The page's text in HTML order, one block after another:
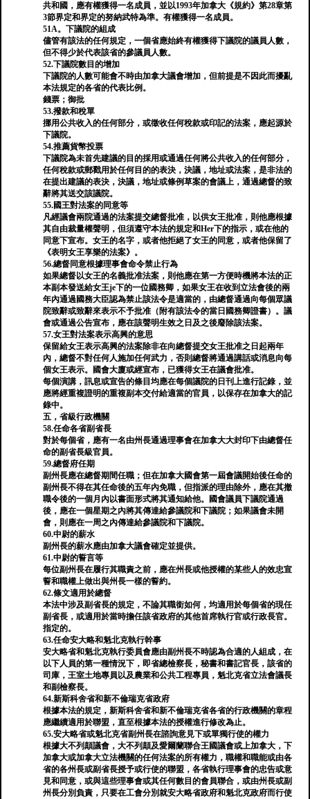
共和國，應有權獲得一名成員，並以1993年加拿大《規約》第28章第
3節界定和界定的努納武特為準。有權獲得一名成員。
51A。下議院的組成
儘管有該法的任何規定，一個省應始終有權獲得下議院的議員人數，
但不得少於代表該省的參議員人數。
52.下議院數目的增加
下議院的人數可能會不時由加拿大議會增加，但前提是不因此而擾亂
本法規定的各省的代表比例。
錢票；御批
53.撥款和稅單
挪用公共收入的任何部分，或徵收任何稅款或印記的法案，應起源於
下議院。
54.推薦貨幣投票
下議院為未首先建議的目的採用或通過任何將公共收入的任何部分，
任何稅款或郵戳用於任何目的的表決，決議，地址或法案，是非法的
在提出建議的表決，決議，地址或條例草案的會議上，通過總督的致
辭將其送交該議院。
55.國王對法案的同意等
凡經議會兩院通過的法案提交總督批准，以供女王批准，則他應根據
其自由裁量權聲明，但須遵守本法的規定和Her下的指示，或在他的
同意下宣布。女王的名字，或者他拒絕了女王的同意，或者他保留了
《表明女王享樂的法案》。
56.總督同意根據理事會命令禁止行為
如果總督以女王的名義批准法案，則他應在第一方便時機將本法的正
本副本發送給女王je下的一位國務卿，如果女王在收到立法會後的兩
年內通過國務大臣認為禁止該法令是適當的，由總督通過向每個眾議
院致辭或致辭來表示不予批准（附有該法令的當日國務卿證書）。議
會或通過公告宣布，應在該聲明生效之日及之後廢除該法案。
57.女王對法案表示高興的意思
保留給女王表示高興的法案除非在向總督提交女王批准之日起兩年
內，總督不對任何人施加任何武力，否則總督將通過講話或消息向每
個女王表示。國會大廈或經宣布，已獲得女王在議會批准。
每個演講，訊息或宣告的條目均應在每個議院的日刊上進行記錄，並
應將經重複證明的重複副本交付給適當的官員，以保存在加拿大的記
錄中。
五，省級行政機關
58.任命各省副省長
對於每個省，應有一名由州長通過理事會在加拿大大封印下由總督任
命的副省長級官員。
59.總督府任期
副州長應在總督期間任職；但在加拿大國會第一屆會議開始後任命的
副州長不得在其任命後的五年內免職，但指派的理由除外，應在其撤
職令後的一個月內以書面形式將其通知給他。國會議員下議院通過
後，應在一個星期之內將其傳達給參議院和下議院；如果議會未開
會，則應在一周之內傳達給參議院和下議院。
60.中尉的薪水
副州長的薪水應由加拿大議會確定並提供。
61.中尉的誓言等
每位副州長在履行其職責之前，應在州長或他授權的某些人的效忠宣
誓和職權上做出與州長一樣的誓約。
62.條文適用於總督
本法中涉及副省長的規定，不論其職銜如何，均適用於每個省的現任
副省長，或適用於當時擔任該省政府的其他首席執行官或行政長官。
指定的。
63.任命安大略和魁北克執行幹事
安大略省和魁北克執行委員會應由副州長不時認為合適的人組成，在
以下人員的第一種情況下，即省總檢察長，秘書和書記官長，該省的
司庫，王室土地專員以及農業和公共工程專員，魁北克省立法會議長
和副檢察長。
64.新斯科舍省和新不倫瑞克省政府
根據本法的規定，新斯科舍省和新不倫瑞克省各省的行政機關的章程
應繼續適用於聯盟，直至根據本法的授權進行修改為止。
65.安大略省或魁北克省副州長在諮詢意見下或單獨行使的權力
根據大不列顛議會，大不列顛及愛爾蘭聯合王國議會或上加拿大，下
加拿大或加拿大立法機關的任何法案的所有權力，職權和職能或由各
省的各州長或副省長授予或行使的聯盟，各省執行理事會的忠告或意
見和同意，或與這些理事會或其任何數目的會員聯合，或由州長或副
州長分別負責，只要在工會分別就安大略省政府和魁北克政府而行使